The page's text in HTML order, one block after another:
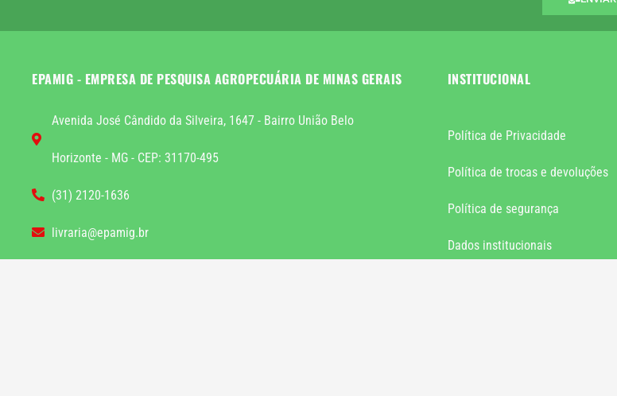
EPAMIG - EMPRESA DE PESQUISA AGROPECUÁRIA DE MINAS GERAIS
Avenida José Cândido da Silveira, 1647 - Bairro União Belo
Horizonte - MG - CEP: 31170-495
(31) 2120-1636
livraria@epamig.br
INSTITUCIONAL
Política de Privacidade
Política de trocas e devoluções
Política de segurança
Dados institucionais